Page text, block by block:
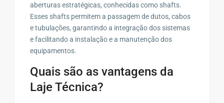
aberturas estratégicas, conhecidas como shafts.
Esses shafts permitem a passagem de dutos, cabos
e tubulações, garantindo a integração dos sistemas
e facilitando a instalação e a manutenção dos
equipamentos.
Quais são as vantagens da
Laje Técnica?